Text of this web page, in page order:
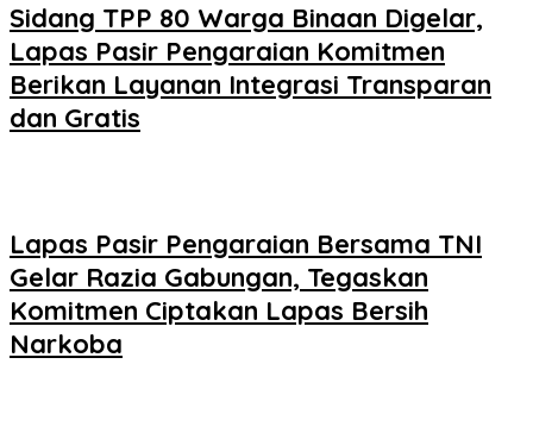
Sidang TPP 80 Warga Binaan Digelar,
Lapas Pasir Pengaraian Komitmen
Berikan Layanan Integrasi Transparan
dan Gratis
Lapas Pasir Pengaraian Bersama TNI
Gelar Razia Gabungan, Tegaskan
Komitmen Ciptakan Lapas Bersih
Narkoba